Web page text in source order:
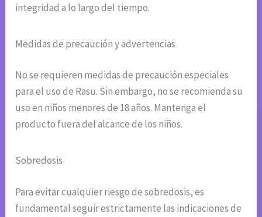
integridad a lo largo del tiempo.
Medidas de precaución y advertencias
No se requieren medidas de precaución especiales
para el uso de Rasu. Sin embargo, no se recomienda su
uso en niños menores de 18 años. Mantenga el
producto fuera del alcance de los niños.
Sobredosis
Para evitar cualquier riesgo de sobredosis, es
fundamental seguir estrictamente las indicaciones de